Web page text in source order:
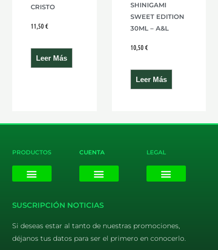
CRISTO
11,50€
Leer Más
SHINIGAMI
SWEET EDITION
30ML – A&L
10,50€
Leer Más
PRODUCTOS CUENTA LEGAL
SUSCRIPCIÓN NOTICIAS
Si deseas estar al tanto de nuestras promociones,
déjanos tus datos para ser el primero en conocerlo.